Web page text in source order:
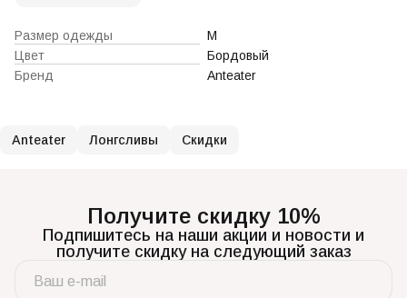
Размер одежды
M
Цвет
Бордовый
Бренд
Anteater
Anteater Лонгсливы Скидки
Получите скидку 10%
Подпишитесь на наши акции и новости и
получите скидку на следующий заказ